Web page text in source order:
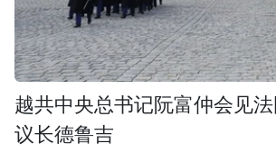
越共中央总书记阮富仲会见
议长德鲁吉